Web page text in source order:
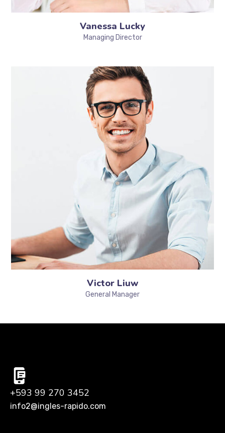
Vanessa Lucky
Managing Director
Victor Liuw
General Manager
+593 99 270 3452
info2@ingles-rapido.com